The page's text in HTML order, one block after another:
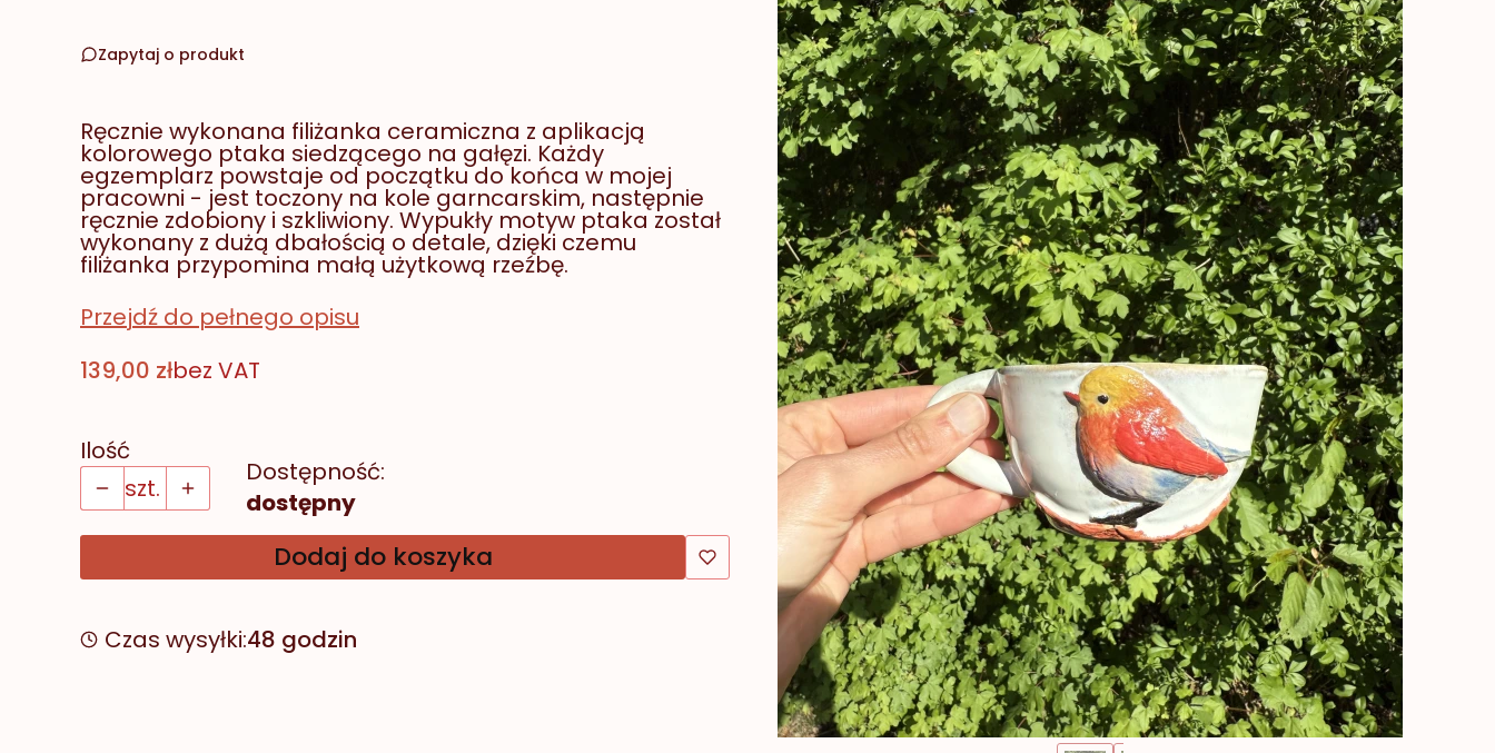
Zapytaj o produkt
Ręcznie wykonana filiżanka ceramiczna z aplikacją
kolorowego ptaka siedzącego na gałęzi. Każdy
egzemplarz powstaje od początku do końca w mojej
pracowni - jest toczony na kole garncarskim, następnie
ręcznie zdobiony i szkliwiony. Wypukły motyw ptaka został
wykonany z dużą dbałością o detale, dzięki czemu
filiżanka przypomina małą użytkową rzeźbę.
Przejdź do pełnego opisu
Cena
139,00 złbez VAT
Ilość
szt.
Dostępność:
dostępny
Dodaj do koszyka
Czas wysyłki:48 godzin